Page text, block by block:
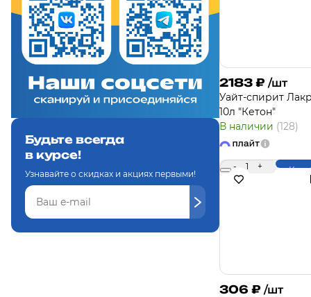
Будьте всегда
в курсе!
Узнавайте о скидках и акциях первыми!
2183 ₽ /шт
Уайт-спирит
10л "Кетон"
В наличии (128)
- 1 +
306 ₽ /шт